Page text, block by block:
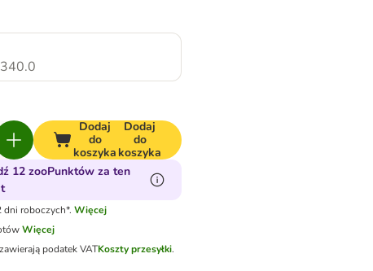
Dodaj
do
koszyka
Dodaj
do
koszyka
12 zooPunktów za ten
dni roboczych*. Więcej
Więcej
podatek VATKoszty przesyłki.